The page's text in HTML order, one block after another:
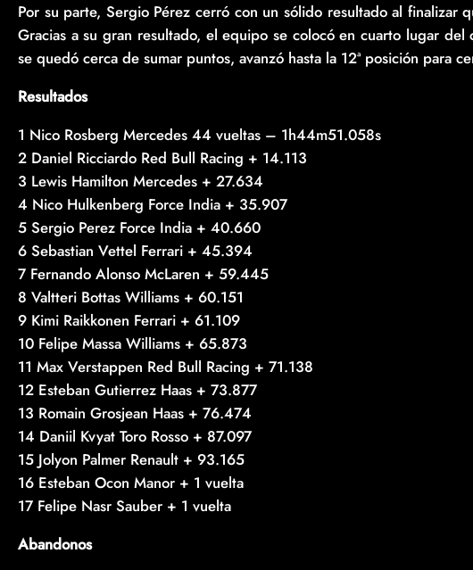
Por su parte, Sergio Pérez cerró con un sólido resultado al finalizar
Gracias a su gran resultado, el equipo se colocó en cuarto lugar
se quedó cerca de sumar puntos, avanzó hasta la 12ª posición para
Resultados
1 Nico Rosberg Mercedes 44 vueltas – 1h44m51.058s
2 Daniel Ricciardo Red Bull Racing + 14.113
3 Lewis Hamilton Mercedes + 27.634
4 Nico Hulkenberg Force India + 35.907
5 Sergio Perez Force India + 40.660
6 Sebastian Vettel Ferrari + 45.394
7 Fernando Alonso McLaren + 59.445
8 Valtteri Bottas Williams + 60.151
9 Kimi Raikkonen Ferrari + 61.109
10 Felipe Massa Williams + 65.873
11 Max Verstappen Red Bull Racing + 71.138
12 Esteban Gutierrez Haas + 73.877
13 Romain Grosjean Haas + 76.474
14 Daniil Kvyat Toro Rosso + 87.097
15 Jolyon Palmer Renault + 93.165
16 Esteban Ocon Manor + 1 vuelta
17 Felipe Nasr Sauber + 1 vuelta
Abandonos